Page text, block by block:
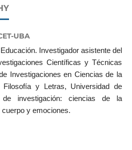
UBA
Investigador asistente del
Científicas y Técnicas
Investigaciones en Ciencias de la
Filosofía y Letras, Universidad de
investigación: ciencias de la
y emociones.